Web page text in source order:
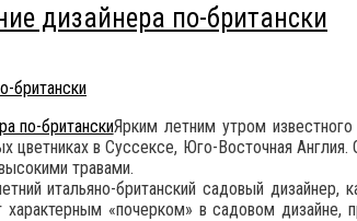
дизайнера по-британски
Ярким летним утром
в Суссексе, Юго-Восточная Англия.
травами.
итальяно-британский садовый
характерным «почерком» в садовом